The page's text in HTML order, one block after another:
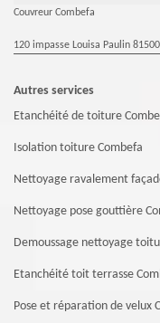
Couvreur Combefa
120 impasse Louisa Paulin
Autres services
Etanchéité de toiture
Isolation toiture Combefa
Nettoyage ravalement
Nettoyage pose gouttière
Demoussage nettoyage
Etanchéité toit terrasse
Pose et réparation de velux